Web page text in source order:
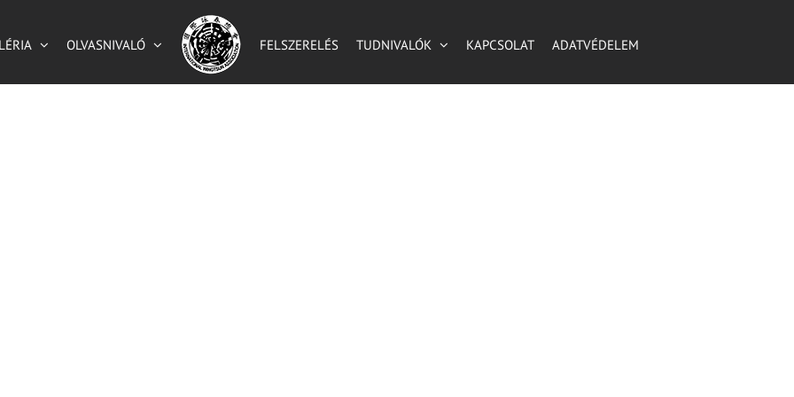
OLVASNIVALÓ FELSZERELÉS TUDNIVALÓK KAPCSOLAT ADATVÉDELEM